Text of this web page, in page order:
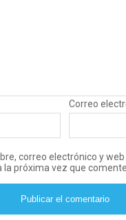
Correo
correo electrónico y
la próxima vez que comente.